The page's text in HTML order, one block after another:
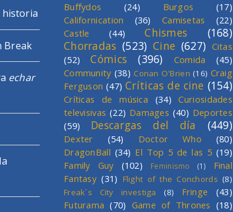
historia
Break
echar
Buffydos (24) Burgos
(17)
Californication
(36) Camisetas
(22)
Castle
(44) Chismes
(168)
Chorradas (523) Cine (627) Citas
(52)
Cómics (396) Comida
(45)
Community (38) Conan O'Brien (16) Craig
Ferguson (47) Críticas de cine (154)
Críticas de música (34)
Curiosidades
televisivas (22) Damages (40) Deportes
(59)
Descargas del día (449)
Dexter (54) Doctor Who
(80)
DragonBall (34) El Top 5 de las 5 (19)
Family Guy
(102) Feminismo (1)
Final
Fantasy (31) Flight of the Conchords (8)
Freak´s City investiga
(8) Fringe
(43)
Futurama (70) Game of Thrones (18)